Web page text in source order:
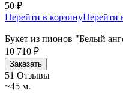
50 ₽
Перейти в корзинуПерейти
Букет из пионов "Белый
10 710 ₽
Заказать
51 Отзывы
~45 м.